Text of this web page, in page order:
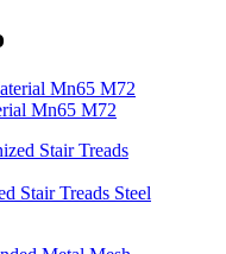
Mn65 M72
Stair Treads Steel